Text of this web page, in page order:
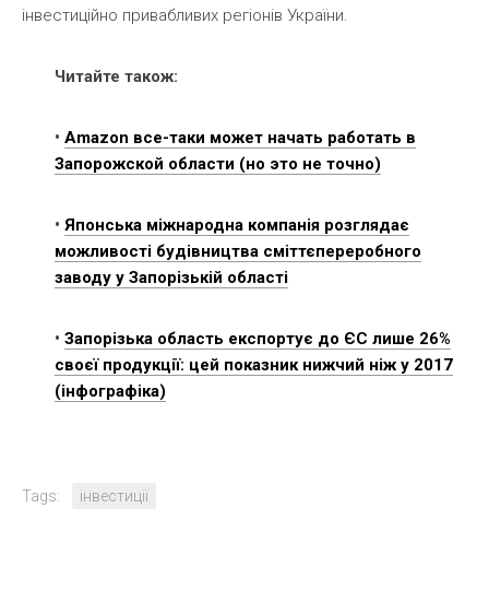
інвестиційно привабливих регіонів України.
Читайте також:
• Amazon все-таки может начать работать в
Запорожской области (но это не точно)
• Японська міжнародна компанія розглядає
можливості будівництва сміттєпереробного
заводу у Запорізькій області
• Запорізька область експортує до ЄС лише 26%
своєї продукції: цей показник нижчий ніж у 2017
(інфографіка)
Tags: інвестиції